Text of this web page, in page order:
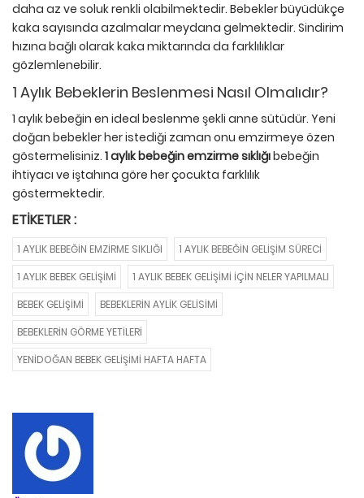
daha az ve soluk renkli olabilmektedir. Bebekler büyüdükçe
kaka sayısında azalmalar meydana gelmektedir. Sindirim
hızına bağlı olarak kaka miktarında da farklılıklar
gözlemlenebilir.
1 Aylık Bebeklerin Beslenmesi Nasıl Olmalıdır?
1 aylık bebeğin en ideal beslenme şekli anne sütüdür. Yeni
doğan bebekler her istediği zaman onu emzirmeye özen
göstermelisiniz. 1 aylık bebeğin emzirme sıklığıbebeğin
ihtiyacı ve iştahına göre her çocukta farklılık
göstermektedir.
ETIKETLER :
1 AYLIK BEBEĞIN EMZIRME SIKLIĞI
1 AYLIK BEBEĞIN GELIŞIM SÜRECI
1 AYLIK BEBEK GELIŞIMI
1 AYLIK BEBEK GELIŞIMI IÇIN NELER YAPILMALI
BEBEK GELIŞIMI
BEBEKLERIN AYLIK GELISIMI
BEBEKLERIN GÖRME YETILERI
YENIDOĞAN BEBEK GELIŞIMI HAFTA HAFTA